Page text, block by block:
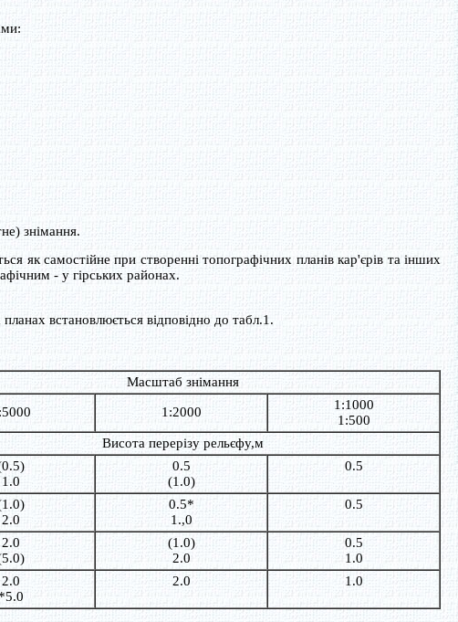
знімання.
як самостійне при створенні топографічних планів кар'єрів та інших
- у гірських районах.
встановлюється відповідно до табл.1.
Масштаб знімання
1:2000
1:1000
1:500
Висота перерізу рельєфу,м
1.0
0.5
(1.0)
0.5
2.0
0.5*
1.,0
0.5
2.0
(1.0)
2.0
0.5
1.0
2.0
*5.0
2.0 1.0